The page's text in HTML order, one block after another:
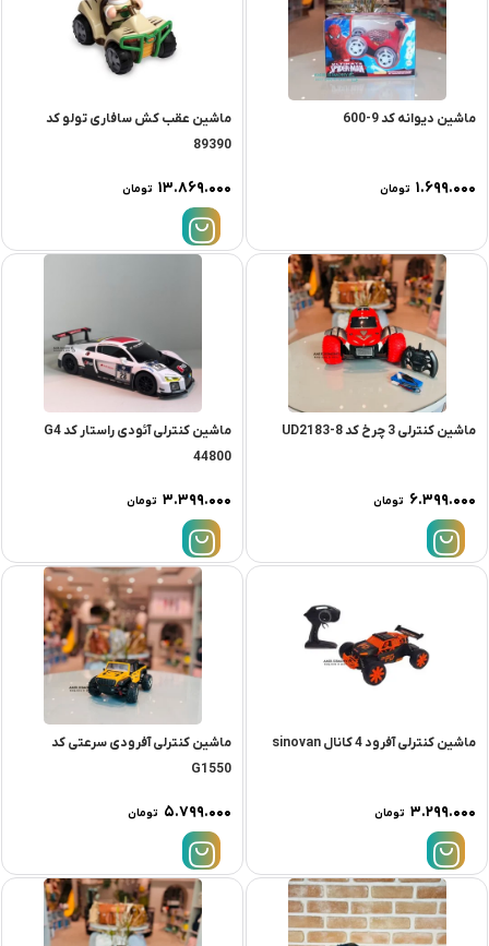
ماشین دیوانه کد 9-600
۱.۶۹۹.۰۰۰ تومان
ماشین عقب کش سافاری تولو کد
89390
۱۳.۸۶۹.۰۰۰ تومان
ماشین کنترلی 3 چرخ کد UD2183-8
۶.۳۹۹.۰۰۰ تومان
ماشین کنترلی آئودی راستار کد G4
44800
۳.۳۹۹.۰۰۰ تومان
ماشین کنترلی آفرود 4 کانال sinovan
۳.۲۹۹.۰۰۰ تومان
ماشین کنترلی آفرودی سرعتی کد
G1550
۵.۷۹۹.۰۰۰ تومان